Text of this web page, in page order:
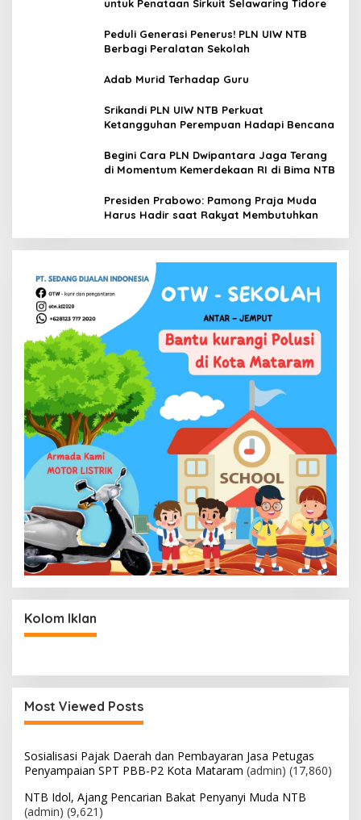
untuk Penataan Sirkuit Selawaring Tidore
Peduli Generasi Penerus! PLN UIW NTB
Berbagi Peralatan Sekolah
Adab Murid Terhadap Guru
Srikandi PLN UIW NTB Perkuat
Ketangguhan Perempuan Hadapi Bencana
Begini Cara PLN Dwipantara Jaga Terang
di Momentum Kemerdekaan RI di Bima NTB
Presiden Prabowo: Pamong Praja Muda
Harus Hadir saat Rakyat Membutuhkan
Kolom Iklan
Most Viewed Posts
Sosialisasi Pajak Daerah dan Pembayaran Jasa Petugas
Penyampaian SPT PBB-P2 Kota Mataram (admin) (17,860)
NTB Idol, Ajang Pencarian Bakat Penyanyi Muda NTB
(admin) (9,621)